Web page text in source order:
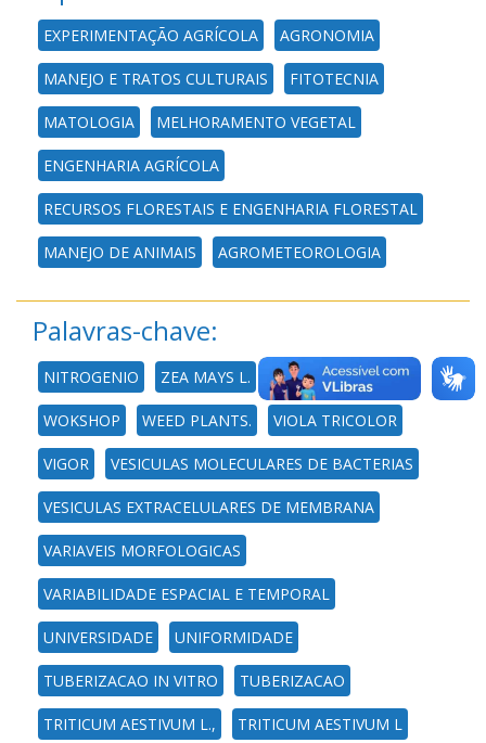
EXPERIMENTAÇÃO AGRÍCOLA AGRONOMIA
MANEJO E TRATOS CULTURAIS FITOTECNIA
MATOLOGIA MELHORAMENTO VEGETAL
ENGENHARIA AGRÍCOLA
RECURSOS FLORESTAIS E ENGENHARIA FLORESTAL
MANEJO DE ANIMAIS AGROMETEOROLOGIA
Palavras-chave:
NITROGENIO ZEA MAYS L. ZEA MAYS
WOKSHOP WEED PLANTS. VIOLA TRICOLOR
VIGOR VESICULAS MOLECULARES DE BACTERIAS
VESICULAS EXTRACELULARES DE MEMBRANA
VARIAVEIS MORFOLOGICAS
VARIABILIDADE ESPACIAL E TEMPORAL
UNIVERSIDADE UNIFORMIDADE
TUBERIZACAO IN VITRO TUBERIZACAO
TRITICUM AESTIVUM L., TRITICUM AESTIVUM L